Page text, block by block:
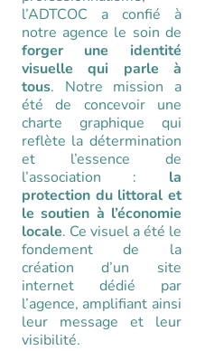
l’ADTCOC a confié à
notre agence le soin de
forger une identité
visuelle qui parle à
tous. Notre mission a
été de concevoir une
charte graphique qui
reflète la détermination
et l’essence de
l’association : la
protection du littoral et
le soutien à l’économie
locale. Ce visuel a été le
fondement de la
création d’un site
internetdédié par
l’agence, amplifiant ainsi
leur message et leur
visibilité.